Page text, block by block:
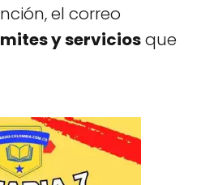
el correo
y serviciosque